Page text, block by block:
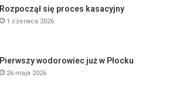
Rozpoczął się proces kasacyjny
1 czerwca 2026
Pierwszy wodorowiec już w Płocku
26 maja 2026